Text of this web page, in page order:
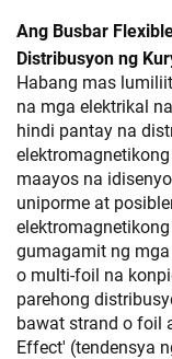
Ang Busbar
Distribusyon ng
Habang mas
na mga elektrikal
hindi pantay na
maayos na
uniporme at
gumagamit ng
o multi-foil na
parehong
bawat strand o foil
Effect' (tendensya